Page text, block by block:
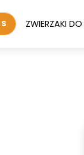
ZWIERZAKI